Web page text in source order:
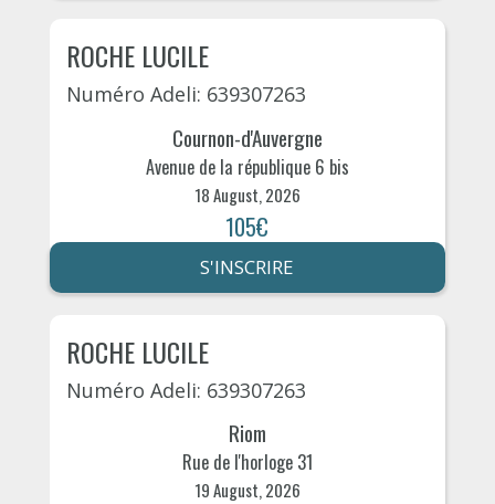
ROCHE LUCILE
Numéro Adeli: 639307263
Cournon-d'Auvergne
Avenue de la république 6 bis
18 August, 2026
105€
S'INSCRIRE
ROCHE LUCILE
Numéro Adeli: 639307263
Riom
Rue de l'horloge 31
19 August, 2026